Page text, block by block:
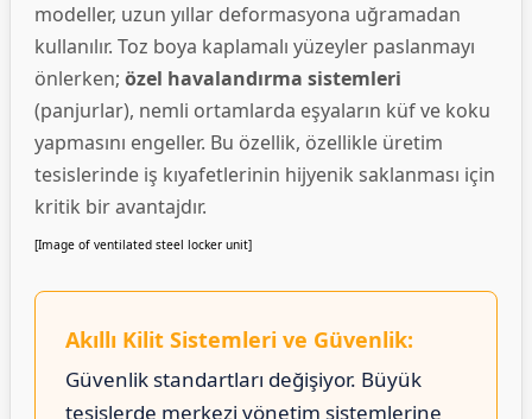
modeller, uzun yıllar deformasyona uğramadan
kullanılır. Toz boya kaplamalı yüzeyler paslanmayı
önlerken; özel havalandırma sistemleri
(panjurlar), nemli ortamlarda eşyaların küf ve koku
yapmasını engeller. Bu özellik, özellikle üretim
tesislerinde iş kıyafetlerinin hijyenik saklanması için
kritik bir avantajdır.
[Image of ventilated steel locker unit]
Akıllı Kilit Sistemleri ve Güvenlik:
Güvenlik standartları değişiyor. Büyük
tesislerde merkezi yönetim sistemlerine